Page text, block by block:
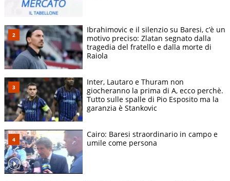
Ibrahimovic e il silenzio su Baresi, c’è un
motivo preciso: Zlatan segnato dalla
tragedia del fratello e dalla morte di
Raiola
Inter, Lautaro e Thuram non
giocheranno la prima di A, ecco perchè.
Tutto sulle spalle di Pio Esposito ma la
garanzia è Stankovic
Cairo: Baresi straordinario in campo e
umile come persona